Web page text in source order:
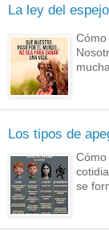
La ley del espejo
Cómo
Los tipos de
se